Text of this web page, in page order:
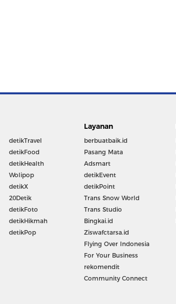
detikTravel
detikFood
detikHealth
Wolipop
detikX
20Detik
detikFoto
detikHikmah
detikPop
Layanan
berbuatbaik.id
Pasang Mata
Adsmart
detikEvent
detikPoint
Trans Snow World
Trans Studio
Bingkai.id
Ziswafctarsa.id
Flying Over Indonesia
For Your Business
rekomendit
Community Connect